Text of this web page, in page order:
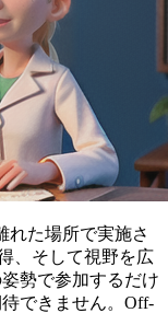
れた場所で実施さ
、そして視野を広
勢で参加するだけ
できません。Off-